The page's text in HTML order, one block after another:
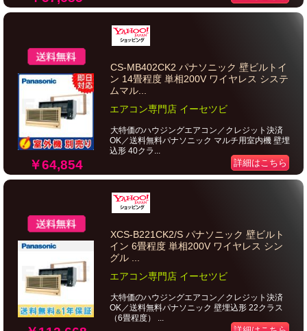
￥64,854
CS-MB402CK2 パナソニック 壁ビルトイ
ン 14畳程度 単相200V ワイヤレス システ
ムマル...
エアコン専門店 イーセツビ
大特価のハウジングエアコン／クレジット決済
OK／送料無料パナソニック マルチ用室内機 壁埋
込形 40クラ...
詳細はこちら
XCS-B221CK2/S パナソニック 壁ビルト
イン 6畳程度 単相200V ワイヤレス シン
グル ...
エアコン専門店 イーセツビ
大特価のハウジングエアコン／クレジット決済
OK／送料無料パナソニック 壁埋込形 22クラス
（6畳程度） ...